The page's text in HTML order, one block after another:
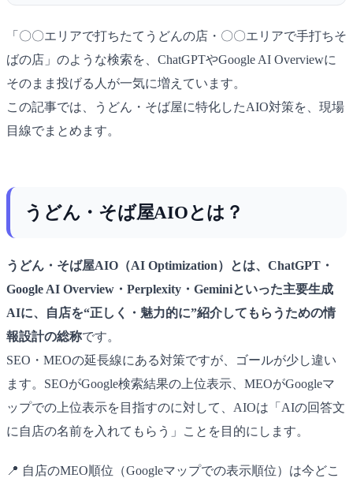
「〇〇エリアで打ちたてうどんの店・〇〇エリアで手打ちそ
ばの店」のような検索を、ChatGPTやGoogle AI Overviewに
そのまま投げる人が一気に増えています。
この記事では、うどん・そば屋に特化したAIO対策を、現場
目線でまとめます。
うどん・そば屋AIOとは？
うどん・そば屋AIO（AI Optimization）とは、ChatGPT・
Google AI Overview・Perplexity・Geminiといった主要生成
AIに、自店を“正しく・魅力的に”紹介してもらうための情
報設計の総称です。
SEO・MEOの延長線にある対策ですが、ゴールが少し違い
ます。SEOがGoogle検索結果の上位表示、MEOがGoogleマ
ップでの上位表示を目指すのに対して、AIOは「AIの回答文
に自店の名前を入れてもらう」ことを目的にします。
📍 自店のMEO順位（Googleマップでの表示順位）は今どこ